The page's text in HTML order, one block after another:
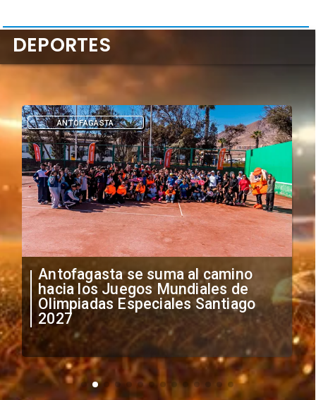
"Falta de profesionalismo": Sifup
anuncia medidas por situación
irregular de futbolistas
extranjeros
DEPORTES
DEPORTES